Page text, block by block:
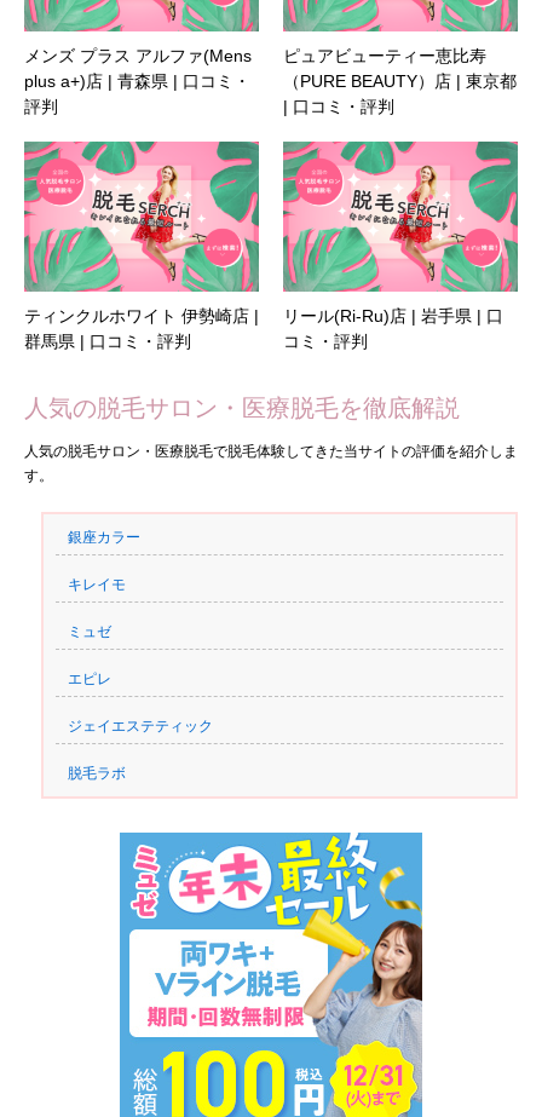
メンズ プラス アルファ(Mens
plus a+)店 | 青森県 | 口コミ・
評判
ピュアビューティー恵比寿
（PURE BEAUTY）店 | 東京都
| 口コミ・評判
ティンクルホワイト 伊勢崎店 |
群馬県 | 口コミ・評判
リール(Ri-Ru)店 | 岩手県 | 口
コミ・評判
人気の脱毛サロン・医療脱毛を徹底解説
人気の脱毛サロン・医療脱毛で脱毛体験してきた当サイトの評価を紹介しま
す。
銀座カラー
キレイモ
ミュゼ
エピレ
ジェイエステティック
脱毛ラボ